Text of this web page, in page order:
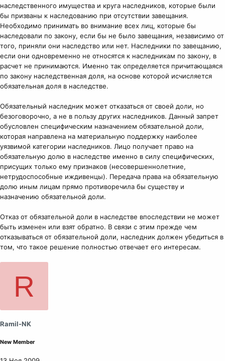
наследственного имущества и круга наследников, которые были
бы призваны к наследованию при отсутствии завещания.
Необходимо принимать во внимание всех лиц, которые бы
наследовали по закону, если бы не было завещания, независимо от
того, приняли они наследство или нет. Наследники по завещанию,
если они одновременно не относятся к наследникам по закону, в
расчет не принимаются. Именно так определяется причитающаяся
по закону наследственная доля, на основе которой исчисляется
обязательная доля в наследстве.
Обязательный наследник может отказаться от своей доли, но
безоговорочно, а не в пользу других наследников. Данный запрет
обусловлен специфическим назначением обязательной доли,
которая направлена на материальную поддержку наиболее
уязвимой категории наследников. Лицо получает право на
обязательную долю в наследстве именно в силу специфических,
присущих только ему признаков (несовершеннолетние,
нетрудоспособные иждивенцы). Передача права на обязательную
долю иным лицам прямо противоречила бы существу и
назначению обязательной доли.
Отказ от обязательной доли в наследстве впоследствии не может
быть изменен или взят обратно. В связи с этим прежде чем
отказываться от обязательной доли, наследник должен убедиться в
том, что такое решение полностью отвечает его интересам.
R
Ramil-NK
New Member